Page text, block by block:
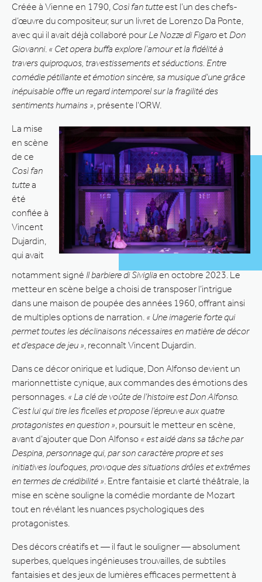
Créée à Vienne en 1790, Così fan tutteest l’un des chefs-
d’œuvre du compositeur, sur un livret de Lorenzo Da Ponte,
avec qui il avait déjà collaboré pour Le Nozze di Figaroet Don
Giovanni. « Cet opera buffa explore l’amour et la fidélité à
travers quiproquos, travestissements et séductions. Entre
comédie pétillante et émotion sincère, sa musique d’une grâce
inépuisable offre un regard intemporel sur la fragilité des
sentiments humains » , présente l’ORW.
La mise
en scène
de ce
Così fan
tuttea
été
confiée à
Vincent
Dujardin,
qui avait
notamment signé Il barbiere di Siviglia en octobre 2023. Le
metteur en scène belge a choisi de transposer l’intrigue
dans une maison de poupée des années 1960, offrant ainsi
de multiples options de narration. « Une imagerie forte qui
permet toutes les déclinaisons nécessaires en matière de décor
et d’espace de jeu » , reconnaît Vincent Dujardin.
Dans ce décor onirique et ludique, Don Alfonso devient un
marionnettiste cynique, aux commandes des émotions des
personnages. « La clé de voûte de l’histoire est Don Alfonso.
C’est lui qui tire les ficelles et propose l’épreuve aux quatre
protagonistes en question » , poursuit le metteur en scène,
avant d’ajouter que Don Alfonso « est aidé dans sa tâche par
Despina, personnage qui, par son caractère propre et ses
initiatives loufoques, provoque des situations drôles et extrêmes
en termes de crédibilité » . Entre fantaisie et clarté théâtrale, la
mise en scène souligne la comédie mordante de Mozart
tout en révélant les nuances psychologiques des
protagonistes.
Des décors créatifs et — il faut le souligner — absolument
superbes, quelques ingénieuses trouvailles, de subtiles
fantaisies et des jeux de lumières efficaces permettent à